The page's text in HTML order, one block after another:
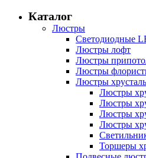
Каталог
Люстры
Светодиодные
Люстры лофт
Люстры
Люстры
Люстры
Люстры
Люстры
Люстры
Люстры
Торшеры